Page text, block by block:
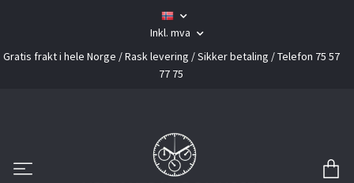
Inkl. mva
Gratis frakt i hele Norge / Rask levering / Sikker betaling / Telefon 75 57
77 75